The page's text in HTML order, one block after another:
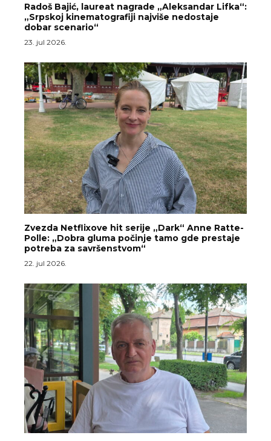
Radoš Bajić, laureat nagrade „Aleksandar Lifka“:
„Srpskoj kinematografiji najviše nedostaje
dobar scenario“
23. jul 2026.
Zvezda Netflixove hit serije „Dark“ Anne Ratte-
Polle: „Dobra gluma počinje tamo gde prestaje
potreba za savršenstvom“
22. jul 2026.